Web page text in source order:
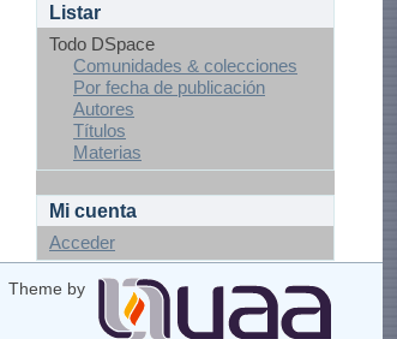
Listar
Todo DSpace
Comunidades & colecciones
Por fecha de publicación
Autores
Títulos
Materias
Mi cuenta
Acceder
Theme by